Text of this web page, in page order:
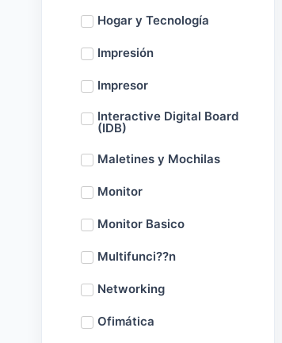
Hogar y Tecnología
Impresión
Impresor
Interactive Digital Board
(IDB)
Maletines y Mochilas
Monitor
Monitor Basico
Multifunci??n
Networking
Ofimática